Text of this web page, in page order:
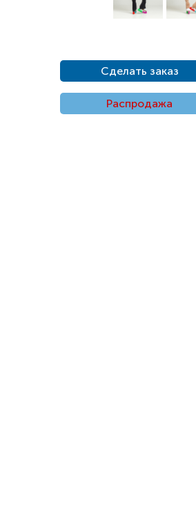
Сделать заказ
Распродажа